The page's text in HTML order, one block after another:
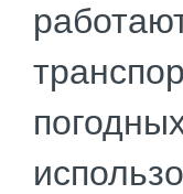
и